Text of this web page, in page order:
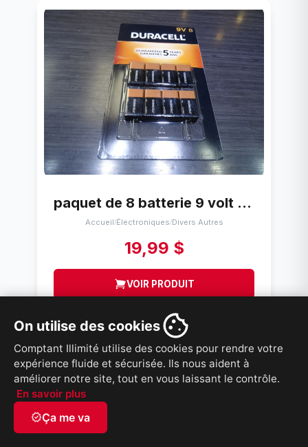
On utilise des cookies
Comptant Illimité utilise des cookies pour rendre votre
expérience fluide et sécurisée. Ils nous aident à
améliorer notre site, tout en vous laissant le contrôle.
En savoir plus
verifiedÇa me va
paquet de 8 batterie 9 volt duracell mars 2027
Accueil/Électroniques/Divers Autres
19,99 $
VOIR PRODUIT
RABAIS 20%